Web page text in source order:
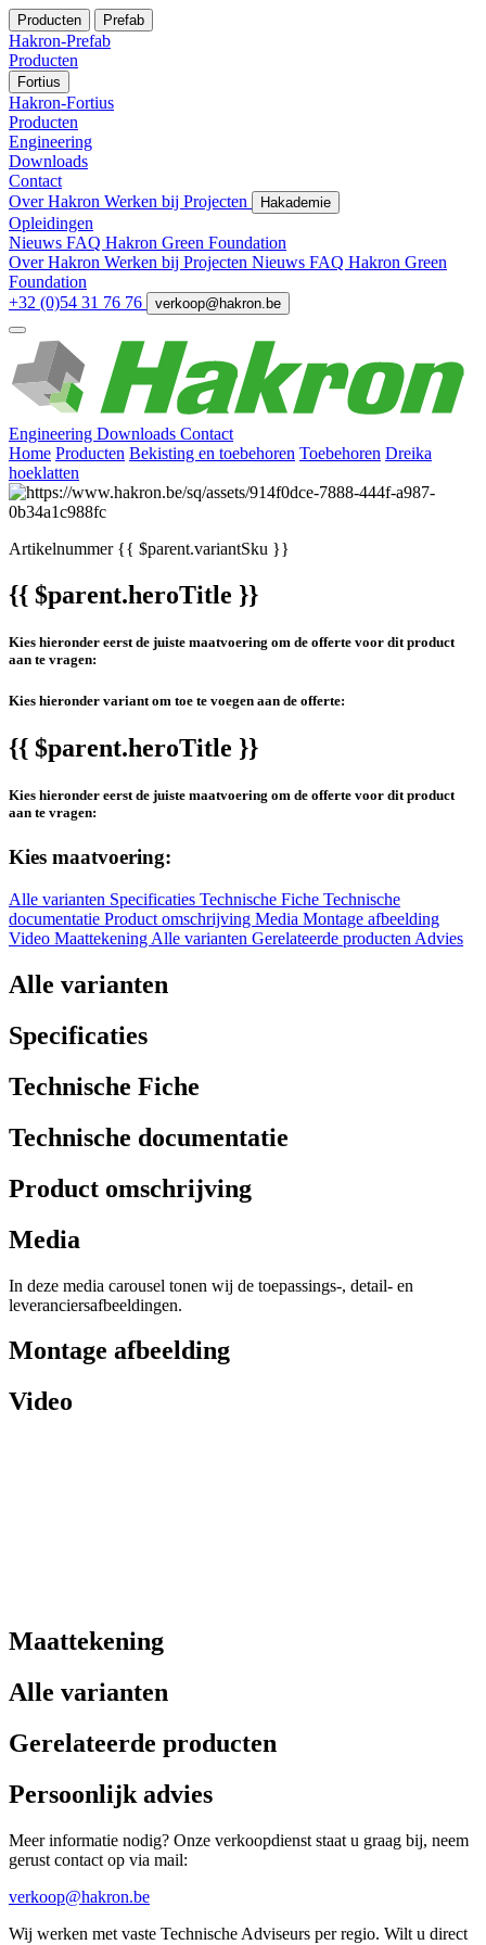
Producten Prefab
Hakron-Prefab
Producten
Fortius
Hakron-Fortius
Producten
Engineering
Downloads
Contact
Over Hakron Werken bij Projecten Hakademie
Opleidingen
Nieuws FAQ Hakron Green Foundation
Over Hakron Werken bij Projecten Nieuws FAQ Hakron Green
Foundation
+32 (0)54 31 76 76
verkoop@hakron.be
Engineering Downloads Contact
Home Producten Bekisting en toebehoren Toebehoren Dreika
hoeklatten
Artikelnummer{{ $parent.variantSku }}
{{ $parent.heroTitle }}
Kies hieronder eerst de juiste maatvoering om de offerte voor dit product
aan te vragen:
Kies hieronder variant om toe te voegen aan de offerte:
{{ $parent.heroTitle }}
Kies hieronder eerst de juiste maatvoering om de offerte voor dit product
aan te vragen:
Kies maatvoering:
Alle varianten Specificaties Technische Fiche Technische
documentatie Product omschrijving Media Montage afbeelding
Video Maattekening Alle varianten Gerelateerde producten Advies
Alle varianten
Specificaties
Technische Fiche
Technische documentatie
Product omschrijving
Media
In deze media carousel tonen wij de toepassings-, detail- en
leveranciersafbeeldingen.
Montage afbeelding
Video
Maattekening
Alle varianten
Gerelateerde producten
Persoonlijk advies
Meer informatie nodig? Onze verkoopdienst staat u graag bij, neem
gerust contact op via mail:
verkoop@hakron.be
Wij werken met vaste Technische Adviseurs per regio. Wilt u direct